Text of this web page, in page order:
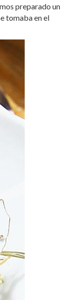
preparado un
tomaba en el